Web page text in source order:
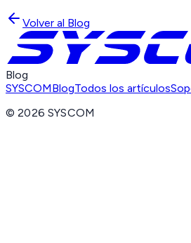
Volver al Blog
Blog
SYSCOMBlogTodos los artículos
©2026 SYSCOM